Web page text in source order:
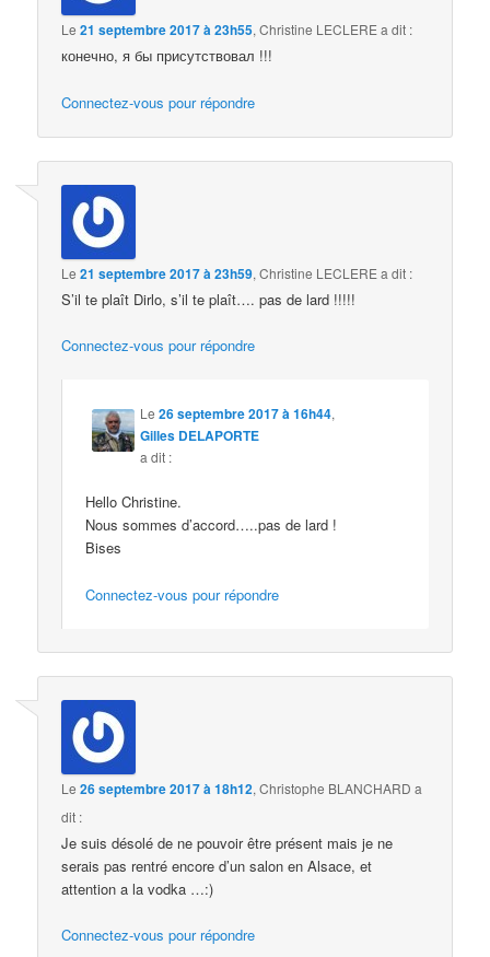
Le21 septembre 2017 à 23h55,Christine LECLEREa dit :
конечно, я бы присутствовал !!!
Connectez-vous pour répondre
Le21 septembre 2017 à 23h59,Christine LECLERE a dit :
S’il te plaît Dirlo, s’il te plaît…. pas de lard !!!!!
Connectez-vous pour répondre
Le26 septembre 2017 à 16h44,
Gilles DELAPORTE
a dit :
Hello Christine.
Nous sommes d’accord…..pas de lard !
Bises
Connectez-vous pour répondre
Le26 septembre 2017 à 18h12,Christophe BLANCHARD a
dit :
Je suis désolé de ne pouvoir être présent mais je ne
serais pas rentré encore d’un salon en Alsace, et
attention a la vodka …:)
Connectez-vous pour répondre